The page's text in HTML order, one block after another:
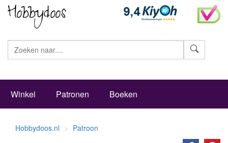
Winkel Patronen Boeken
Hobbydoos.nl Patroon